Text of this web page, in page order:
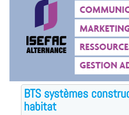
BTS systèmes
habitat